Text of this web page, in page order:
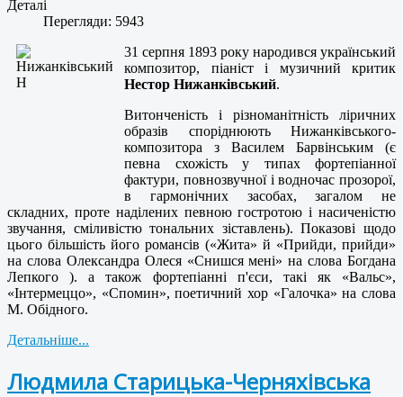
Деталі
Перегляди: 5943
31 серпня 1893 року народився український
композитор, піаніст і музичний критик
Нестор Нижанківський.
Витонченість і різноманітність ліричних
образів споріднюють Нижанківського-
композитора з Василем Барвінським (є
певна схожість у типах фортепіанної
фактури, повнозвучної і водночас прозорої,
в гармонічних засобах, загалом не
складних, проте наділених певною гостротою і насиченістю
звучання, сміливістю тональних зіставлень). Показові щодо
цього більшість його романсів («Жита» й «Прийди, прийди»
на слова Олександра Олеся «Снишся мені» на слова Богдана
Лепкого ). а також фортепіанні п'єси, такі як «Вальс»,
«Інтермеццо», «Спомин», поетичний хор «Галочка» на слова
М. Обідного.
Детальніше...
Людмила Старицька-Черняхівська